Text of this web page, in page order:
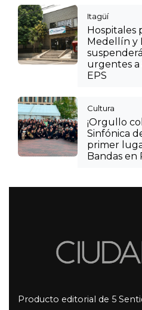
Itagüí
Hospitales
Medellín y
urgentes a
EPS
Cultura
¡Orgullo
Sinfónica
primer
Bandas en
Producto editorial de 5